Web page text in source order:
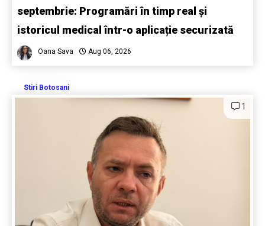
septembrie: Programări în timp real și
istoricul medical într-o aplicație securizată
Oana Sava Aug 06, 2026
Stiri Botosani
1